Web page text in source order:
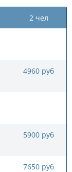
2 чел
4960 руб
5900 руб
7650 руб